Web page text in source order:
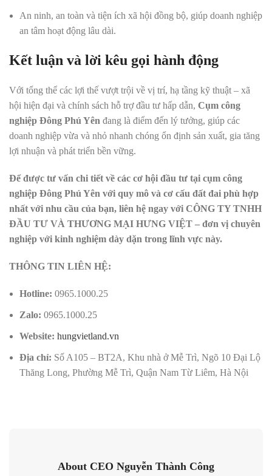
An ninh, an toàn và tiện ích xã hội đồng bộ, giúp doanh nghiệp
an tâm hoạt động lâu dài.
Kết luận và lời kêu gọi hành động
Với tổng thể các lợi thế vượt trội về vị trí, hạ tầng kỹ thuật – xã
hội hiện đại và chính sách hỗ trợ đầu tư hấp dẫn, Cụm công
nghiệp Đông Phú Yên đang là điểm đến lý tưởng, giúp các
doanh nghiệp vừa và nhỏ nhanh chóng ổn định sản xuất, gia tăng
lợi nhuận và phát triển bền vững.
Để được tư vấn chi tiết về các cơ hội đầu tư tại cụm công
nghiệp Đông Phú Yên với quy mô và cơ cấu đất đai phù hợp
nhất với nhu cầu của bạn, liên hệ ngay với CÔNG TY TNHH
ĐẦU TƯ VÀ THƯƠNG MẠI HƯNG VIỆT – đơn vị chuyên
nghiệp với kinh nghiệm dày dặn trong lĩnh vực này.
THÔNG TIN LIÊN HỆ:
Hotline: 0965.1000.25
Zalo: 0965.1000.25
Website: hungvietland.vn
Địa chỉ: Số A105 – BT2A, Khu nhà ở Mễ Trì, Ngõ 10 Đại Lộ
Thăng Long, Phường Mễ Trì, Quận Nam Từ Liêm, Hà Nội
About CEO Nguyễn Thành Công